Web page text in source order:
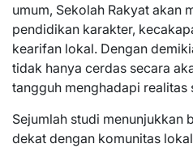
umum, Sekolah Rakyat akan
pendidikan karakter,
kearifan lokal. Dengan
tidak hanya cerdas secara
tangguh menghadapi
Sejumlah studi menunjukkan
dekat dengan komunitas